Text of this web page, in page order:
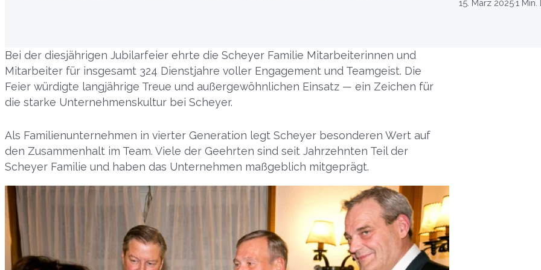
15. März 2025·1 Min.
Bei der diesjährigen Jubilarfeier ehrte die Scheyer Familie Mitarbeiterinnen und
Mitarbeiter für insgesamt 324 Dienstjahre voller Engagement und Teamgeist. Die
Feier würdigte langjährige Treue und außergewöhnlichen Einsatz — ein Zeichen für
die starke Unternehmenskultur bei Scheyer.
Als Familienunternehmen in vierter Generation legt Scheyer besonderen Wert auf
den Zusammenhalt im Team. Viele der Geehrten sind seit Jahrzehnten Teil der
Scheyer Familie und haben das Unternehmen maßgeblich mitgeprägt.